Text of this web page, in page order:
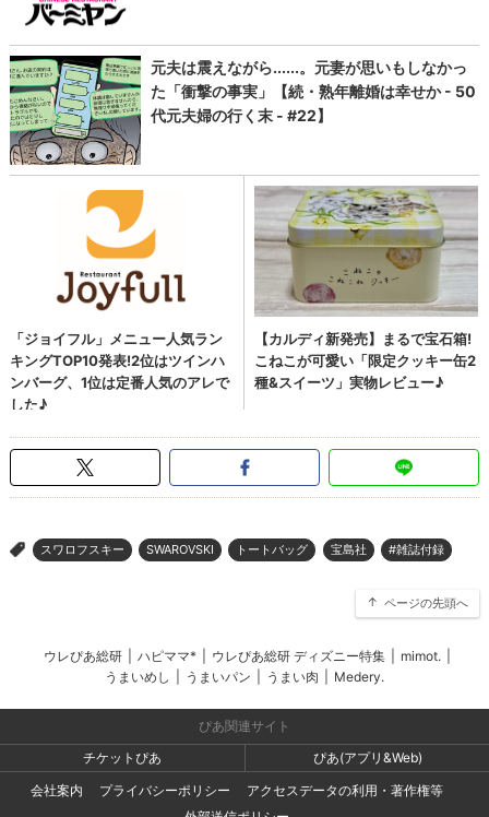
> スワロフスキー SWAROVSKI トートバッグ 宝島社 #雑誌付録
ページの先頭へ
ウレぴあ総研 ハピママ* ウレぴあ総研 ディズニー特集 mimot.
うまいめし
うまいパン うまい肉 Medery.
ぴあ関連サイト
チケットぴあ
ぴあ(アプリ&Web)
会社案内
プライバシーポリシー
アクセスデータの利用・著作権等